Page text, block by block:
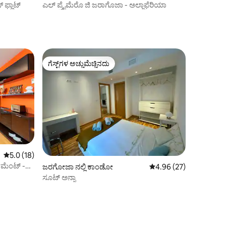
ಫ್ಲಾಟ್
ಎಲ್ ಪ್ರೈಮೆರೊ ಜಿ ಜರಾಗೊಜಾ - ಅಲ್ಜಾಫೆರಿಯಾ
5 ರಲ್ಲಿ 5.0 ಸರಾಸರಿ ರೇಟಿಂಗ್, 18 ವಿಮರ್ಶೆಗಳು
5.0 (18)
-
ಗೆಸ್ಟ್‌ಗಳ ಅಚ್ಚುಮೆಚ್ಚಿನದು
ಗೆಸ್ಟ್‌ಗಳ ಅಚ್ಚುಮೆಚ್ಚಿನದು
ಜರಗೋಜಾ ನಲ್ಲಿ ಕಾಂಡೋ 5 ರಲ್ಲಿ 4.96 ಸರಾಸರಿ
4.96 (27)
ಸೂಟ್ ಅನ್ನಾ